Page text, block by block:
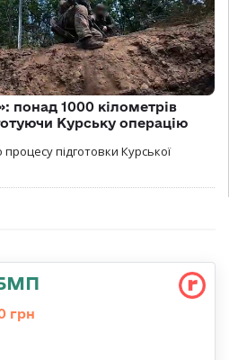
понад 1000 кілометрів
Курську операцію
підготовки Курської
грн